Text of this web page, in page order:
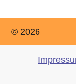
© 2026